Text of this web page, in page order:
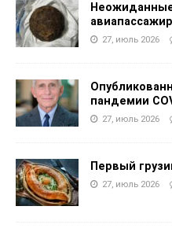
27, июль 2026
пандемии
27, июль 2026
Первый
27, июль 2026